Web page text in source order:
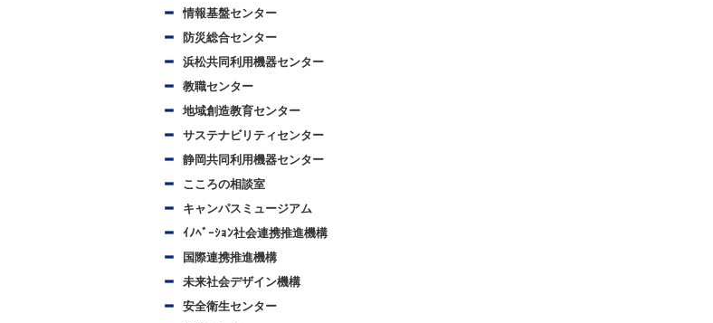
情報基盤センター
防災総合センター
浜松共同利用機器センター
教職センター
地域創造教育センター
サステナビリティセンター
静岡共同利用機器センター
こころの相談室
キャンパスミュージアム
ｲﾉﾍﾞｰｼｮﾝ社会連携推進機構
国際連携推進機構
未来社会デザイン機構
安全衛生センター